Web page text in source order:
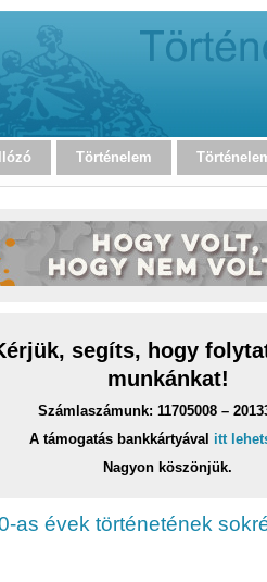
Történelem
segíts, hogy
munkánkat!
Számlaszámunk: 11705008 –
A támogatás bankkártyával itt
Nagyon köszönjük.
as évek történetének